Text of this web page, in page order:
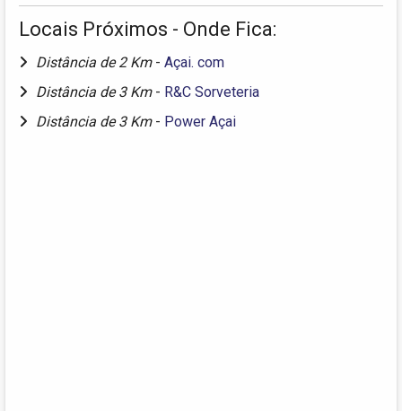
Locais Próximos - Onde Fica:
Distância de 2 Km - Açai. com
Distância de 3 Km - R&C Sorveteria
Distância de 3 Km - Power Açai